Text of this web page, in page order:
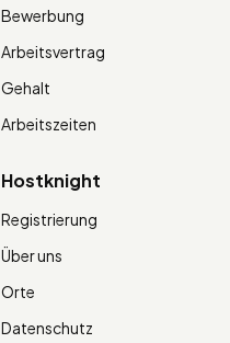
Bewerbung
Arbeitsvertrag
Gehalt
Arbeitszeiten
Hostknight
Registrierung
Über uns
Orte
Datenschutz